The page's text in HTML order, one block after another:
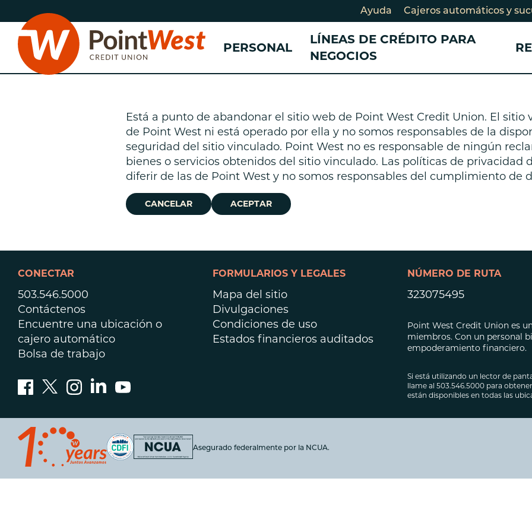
al
contenido
al
inicio
sesión
Ayuda Cajeros automáticos y
PERSONAL
Cuentas de cheques
Cuentas de ahorros
Certificados de depósito
(CD)
CRÉDITO
Préstamo en
Tarjetas de
Préstamo para
crédito
Préstamos
Préstamos para
LÍNEAS DE CRÉDITO PARA
NEGOCIOS
Cuentas de cheques para
negocios
Cuenta de ahorros para
negocios
negocios
PRÉSTAMOS
Préstamos para
negocios
Tarjeta de
Historias de miembros
Nuestro Impacto
Socios comunitarios
Participe
Está a punto de abandonar el sitio web de Point West Credit Union. El sitio
de Point West ni está operado por ella y no somos responsables de la
seguridad del sitio vinculado. Point West no es responsable de ningún
bienes o servicios obtenidos del sitio vinculado. Las políticas de privacidad
diferir de las de Point West y no somos responsables del cumplimiento de
CANCELAR ACEPTAR
CONECTAR
503.546.5000
Contáctenos
Encuentre una ubicación o
cajero automático
Bolsa de trabajo
FORMULARIOS Y LEGALES
Mapa del sitio
Divulgaciones
Condiciones de uso
Estados financieros auditados
NÚMERO DE RUTA
323075495
Point West Credit Union es
miembros. Con un personal
empoderamiento financiero.
Si está utilizando un lector de
llame al 503.546.5000 para
están disponibles en todas las
Asegurado federalmente por la NCUA.